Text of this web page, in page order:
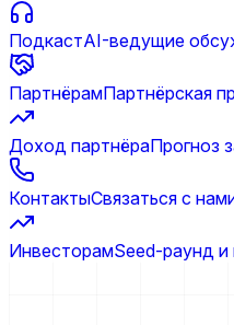
ПодкастAI-ведущие
ПартнёрамПартнёрская
Доход партнёраПрогноз
КонтактыСвязаться с
ИнвесторамSeed-раунд и